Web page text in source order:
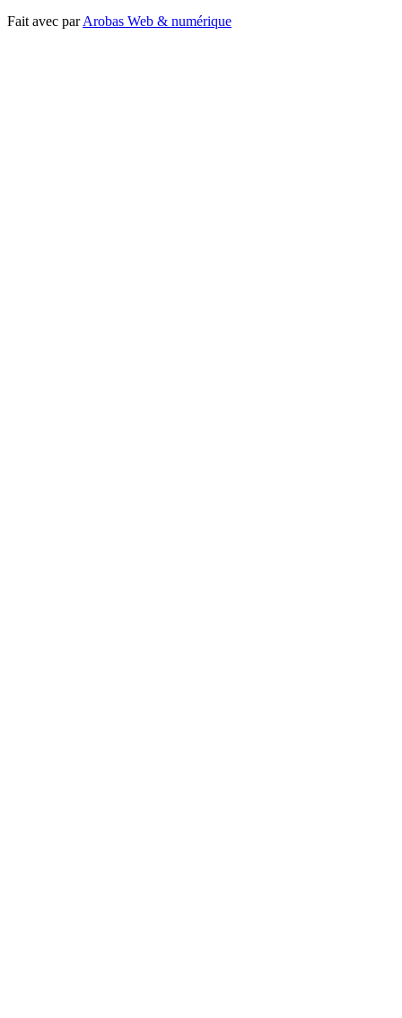
Fait avec parArobas Web & numérique